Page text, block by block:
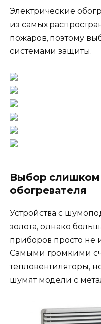
Электрические
из самых
пожаров, поэтому
системами защиты.
Выбор
обогревателя
Устройства с
золота, однако
приборов просто не
Самыми громкими
тепловентиляторы,
шумят модели с